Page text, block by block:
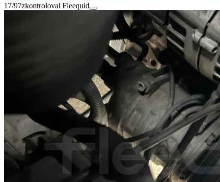
17/97zkontroloval Fleequid